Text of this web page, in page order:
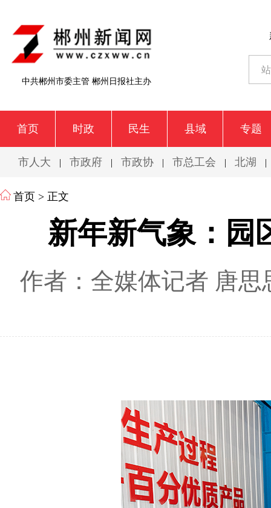
中共郴州市委主管 郴州日报社主办
首页 时政 民生 县域 专题
市人大 | 市政府 | 市政协 | 市总工会 | 北湖 |
首页 > 正文
新年新气象：园
作者：全媒体记者 唐思